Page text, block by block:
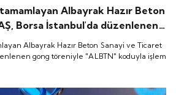
Albayrak Hazır Beton
Borsa İstanbul'da düzenlenen
koduyla işlem görmeye
Albayrak Hazır Beton Sanayi ve Ticaret
gong töreniyle "ALBTN" koduyla işlem